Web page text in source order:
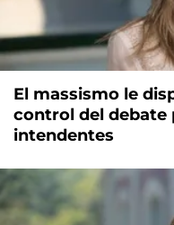
El massismo le
control del debate
intendentes